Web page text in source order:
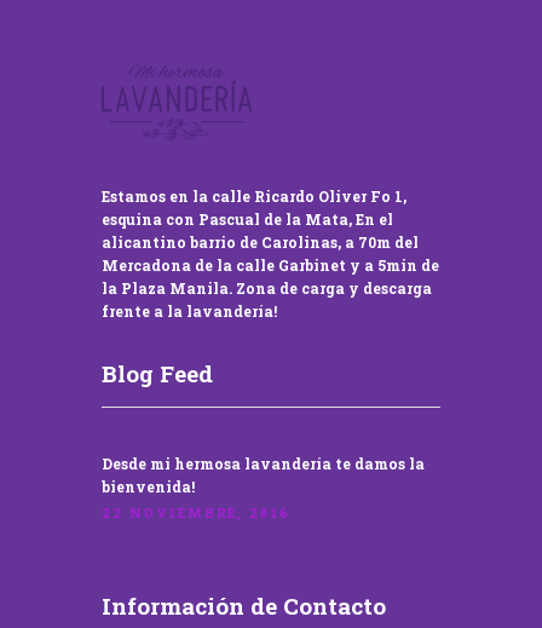
Estamos en la calle Ricardo Oliver Fo 1,
esquina con Pascual de la Mata, En el
alicantino barrio de Carolinas, a 70m del
Mercadona de la calle Garbinet y a 5min de
la Plaza Manila. Zona de carga y descarga
frente a la lavandería!
Blog Feed
Desde mi hermosa lavandería te damos la
bienvenida!
22 NOVIEMBRE, 2016
Información de Contacto